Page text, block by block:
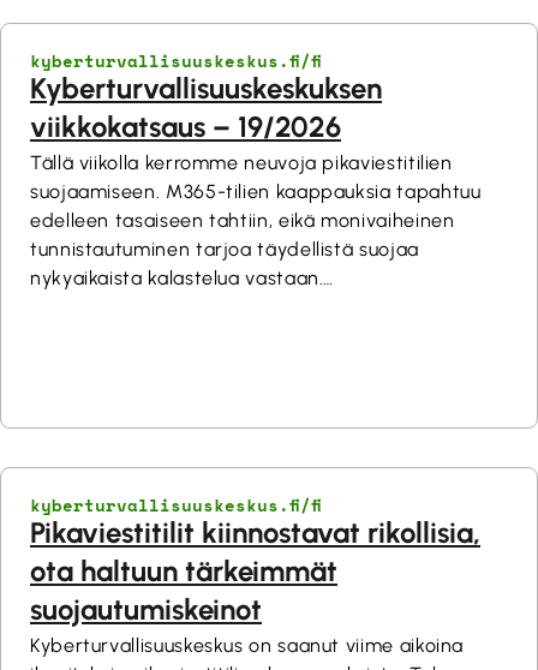
kyberturvallisuuskeskus.fi/fi
Kyberturvallisuuskeskuksen
viikkokatsaus – 19/2026
Tällä viikolla kerromme neuvoja pikaviestitilien
suojaamiseen. M365-tilien kaappauksia tapahtuu
edelleen tasaiseen tahtiin, eikä monivaiheinen
tunnistautuminen tarjoa täydellistä suojaa
nykyaikaista kalastelua vastaan.
on ottanut käyttöön uuden tietoturvallisuuden
luokitellun tiedon käsittelyssä.Read More
kyberturvallisuuskeskus.fi/fi
Pikaviestitilit kiinnostavat rikollisia,
ota haltuun tärkeimmät
suojautumiskeinot
Kyberturvallisuuskeskus on saanut viime aikoina